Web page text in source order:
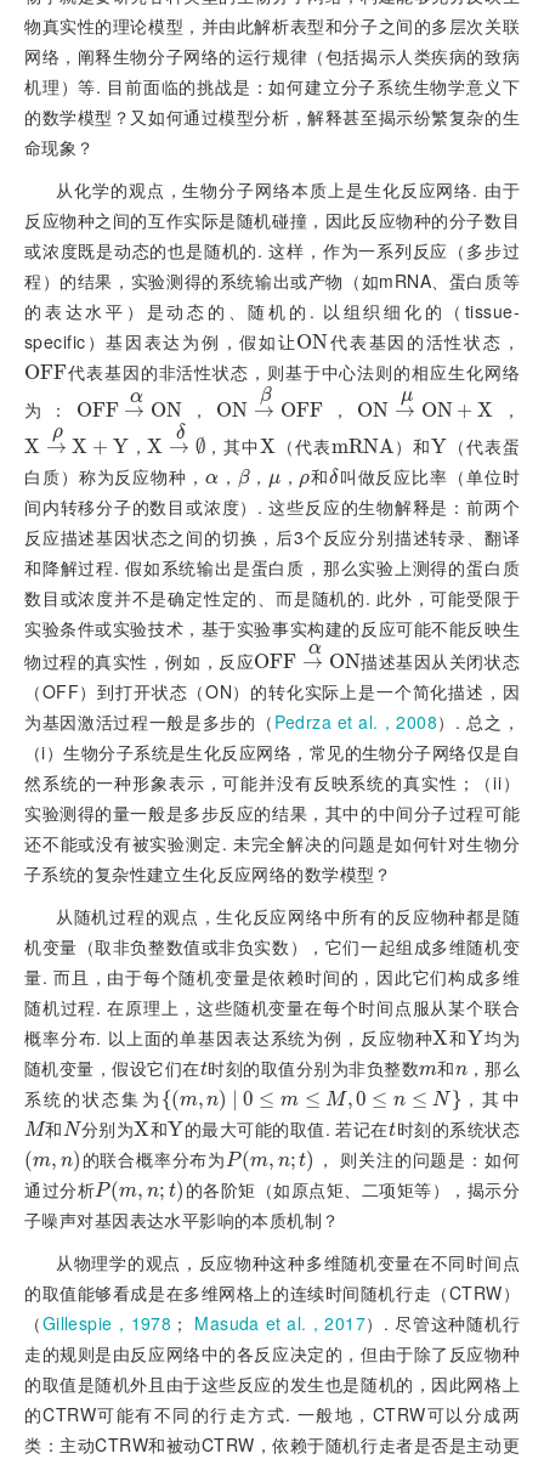
物真实性的理论模型，并由此解析表型和分子之间的多层次关联
网络，阐释生物分子网络的运行规律（包括揭示人类疾病的致病
机理）等. 目前面临的挑战是：如何建立分子系统生物学意义下
的数学模型？又如何通过模型分析，解释甚至揭示纷繁复杂的生
命现象？
从化学的观点，生物分子网络本质上是生化反应网络. 由于
反应物种之间的互作实际是随机碰撞，因此反应物种的分子数目
或浓度既是动态的也是随机的. 这样，作为一系列反应（多步过
程）的结果，实验测得的系统输出或产物（如mRNA、蛋白质等
的表达水平）是动态的、随机的. 以组织细化的（tissue-
specific）基因表达为例，假如让ON
ON 代表基因的活性状态，
OFF
OFF 代表基因的非活性状态，则基于中心法则的相应生化网络
为： OFF →
α
ON
OFF→αON ， ON →
β
OFF
ON→βOFF ， ON →
μ
ON + X
ON→μON+X
，
X →
ρ
X + Y
X→ρX+Y ，X →
δ
∅
X→δ∅ ，其中X
X （代表mRNA
mRNA ）和Y
Y
（代表蛋
白质）称为反应物种， α
α ， β
β， μ
μ ， ρ
ρ和δ
δ叫做反应比率（单位时
间内转移分子的数目或浓度）. 这些反应的生物解释是：前两个
反应描述基因状态之间的切换，后3个反应分别描述转录、翻译
和降解过程. 假如系统输出是蛋白质，那么实验上测得的蛋白质
数目或浓度并不是确定性定的、而是随机的. 此外，可能受限于
实验条件或实验技术，基于实验事实构建的反应可能不能反映生
物过程的真实性，例如，反应OFF →
α
ON
OFF→αON
描述基因从关闭状态
（OFF）到打开状态（ON）的转化实际上是一个简化描述，因
为基因激活过程一般是多步的（ Pedrza et al.，2008）. 总之，
（i）生物分子系统是生化反应网络，常见的生物分子网络仅是自
然系统的一种形象表示，可能并没有反映系统的真实性；（ii）
实验测得的量一般是多步反应的结果，其中的中间分子过程可能
还不能或没有被实验测定. 未完全解决的问题是如何针对生物分
子系统的复杂性建立生化反应网络的数学模型？
从随机过程的观点，生化反应网络中所有的反应物种都是随
机变量（取非负整数值或非负实数），它们一起组成多维随机变
量. 而且，由于每个随机变量是依赖时间的，因此它们构成多维
随机过程. 在原理上，这些随机变量在每个时间点服从某个联合
概率分布. 以上面的单基因表达系统为例，反应物种X
X 和Y
Y 均为
随机变量，假设它们在t
t时刻的取值分别为非负整数m
m和n
n，那么
系统的状态集为 {(m, n) 0 ≤ m ≤ M,0 ≤ n ≤ N }
m,n 0≤m ≤M ,0≤n≤ N ，其中
M
M 和N
N 分别为X
X 和Y
Y 的最大可能的取值. 若记在t
t 时刻的系统状态
(m, n)
m,n 的联合概率分布为P(m, n; t)
Pm,n;t
， 则关注的问题是：如何
通过分析P(m, n; t)
Pm,n;t
的各阶矩（如原点矩、二项矩等），揭示分
子噪声对基因表达水平影响的本质机制？
从物理学的观点，反应物种这种多维随机变量在不同时间点
的取值能够看成是在多维网格上的连续时间随机行走（CTRW）
（Gillespie，1978 ； Masuda et al.，2017）. 尽管这种随机行
走的规则是由反应网络中的各反应决定的，但由于除了反应物种
的取值是随机外且由于这些反应的发生也是随机的，因此网格上
的CTRW可能有不同的行走方式. 一般地，CTRW可以分成两
类：主动CTRW和被动CTRW，依赖于随机行走者是否是主动更